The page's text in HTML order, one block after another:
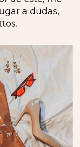
a dudas,